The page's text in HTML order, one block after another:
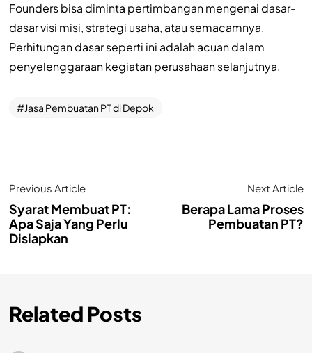
Founders bisa diminta pertimbangan mengenai dasar-
dasar visi misi, strategi usaha, atau semacamnya.
Perhitungan dasar seperti ini adalah acuan dalam
penyelenggaraan kegiatan perusahaan selanjutnya.
Jasa Pembuatan PT di Depok
Previous Article
Syarat Membuat PT:
Apa Saja Yang Perlu
Disiapkan
Next Article
Berapa Lama Proses
Pembuatan PT?
Related Posts